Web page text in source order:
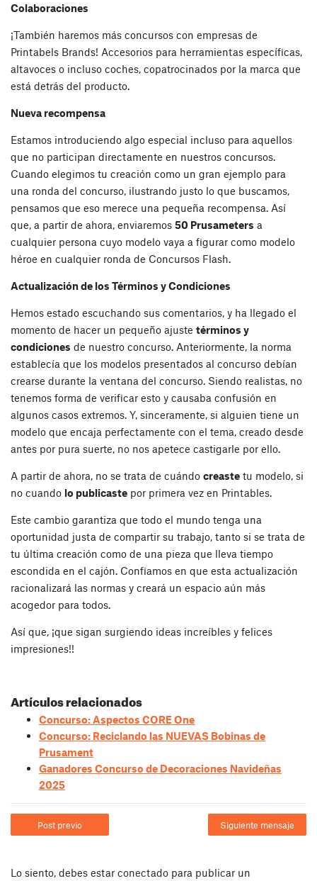
Colaboraciones
¡También haremos más concursos con empresas de
Printabels Brands! Accesorios para herramientas específicas,
altavoces o incluso coches, copatrocinados por la marca que
está detrás del producto.
Nueva recompensa
Estamos introduciendo algo especial incluso para aquellos
que no participan directamente en nuestros concursos.
Cuando elegimos tu creación como un gran ejemplo para
una ronda del concurso, ilustrando justo lo que buscamos,
pensamos que eso merece una pequeña recompensa. Así
que, a partir de ahora, enviaremos 50 Prusameters a
cualquier persona cuyo modelo vaya a figurar como modelo
héroe en cualquier ronda de Concursos Flash.
Actualización de los Términos y Condiciones
Hemos estado escuchando sus comentarios, y ha llegado el
momento de hacer un pequeño ajuste términos y
condiciones de nuestro concurso. Anteriormente, la norma
establecía que los modelos presentados al concurso debían
crearse durante la ventana del concurso. Siendo realistas, no
tenemos forma de verificar esto y causaba confusión en
algunos casos extremos. Y, sinceramente, si alguien tiene un
modelo que encaja perfectamente con el tema, creado desde
antes por pura suerte, no nos apetece castigarle por ello.
A partir de ahora, no se trata de cuándo creaste tu modelo, si
no cuando lo publicaste por primera vez en Printables.
Este cambio garantiza que todo el mundo tenga una
oportunidad justa de compartir su trabajo, tanto si se trata de
tu última creación como de una pieza que lleva tiempo
escondida en el cajón. Confiamos en que esta actualización
racionalizará las normas y creará un espacio aún más
acogedor para todos.
Así que, ¡que sigan surgiendo ideas increíbles y felices
impresiones!!
Artículos relacionados
Concurso: Aspectos CORE One
Concurso: Reciclando las NUEVAS Bobinas de
Prusament
Ganadores Concurso de Decoraciones Navideñas
2025
Post previo Siguiente mensaje
Lo siento, debes estar conectado para publicar un